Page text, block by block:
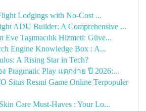
Lodgings with No-Cost ...
ADU Builder: A Comprehensive ...
Eve Taşımacılık Hizmeti: Güve...
Engine Knowledge Box : A...
A Rising Star in Tech?
Pragmatic Play แตกง่าย ปี 2026:...
Situs Resmi Game Online Terpopuler
Care Must-Haves : Your Lo...